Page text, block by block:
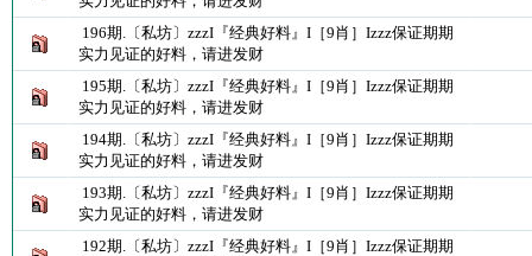
196期.〔私坊〕zzzI『经典好料』I［9肖］Izzz保证期期
实力见证的好料，请进发财
195期.〔私坊〕zzzI『经典好料』I［9肖］Izzz保证期期
实力见证的好料，请进发财
194期.〔私坊〕zzzI『经典好料』I［9肖］Izzz保证期期
实力见证的好料，请进发财
193期.〔私坊〕zzzI『经典好料』I［9肖］Izzz保证期期
实力见证的好料，请进发财
192期.〔私坊〕zzzI『经典好料』I［9肖］Izzz保证期期